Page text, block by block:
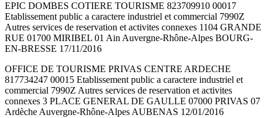
EPIC DOMBES COTIERE TOURISME 823709910 00017
Etablissement public a caractere industriel et commercial 7990Z
Autres services de reservation et activites connexes 1104 GRANDE
RUE 01700 MIRIBEL 01 Ain Auvergne-Rhône-Alpes BOURG-
EN-BRESSE 17/11/2016
OFFICE DE TOURISME PRIVAS CENTRE ARDECHE
817734247 00015 Etablissement public a caractere industriel et
commercial 7990Z Autres services de reservation et activites
connexes 3 PLACE GENERAL DE GAULLE 07000 PRIVAS 07
Ardèche Auvergne-Rhône-Alpes AUBENAS 12/01/2016